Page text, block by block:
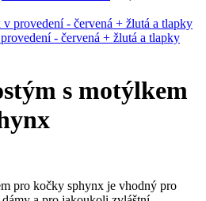
- červená + žlutá a tlapky
s motýlkem
pro kočky sphynx je vhodný pro